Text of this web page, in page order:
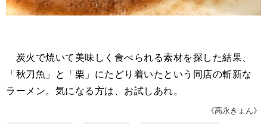
炭火で焼いて美味しく食べられる素材を探した結果、
「秋刀魚」と「栗」にたどり着いたという同店の斬新な
ラーメン。気になる方は、お試しあれ。
《高永きょん》